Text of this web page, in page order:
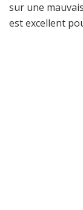
sur une
est excellent